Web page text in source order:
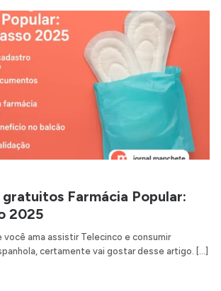
Farmácia Popular:
2025
você ama assistir Telecinco e consumir
certamente vai gostar desse artigo. […]